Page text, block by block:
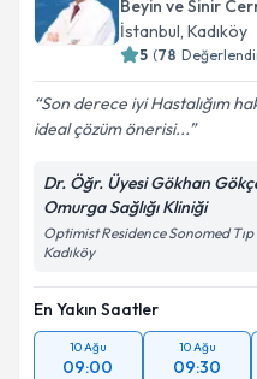
E-posta Adresiniz
Metni'ni okudum
kapsamda
Takvim
Beyin ve Sinir
İstanbul, Kadıköy
5 (78
Son derece iyi Hastalığım
ideal çözüm önerisi...
Dr. Öğr. Üyesi Gökhan
Omurga Sağlığı Kliniği
Optimist Residence Sonomed
Kadıköy
En Yakın Saatler
10 Ağu
09:00
10 Ağu
09:30